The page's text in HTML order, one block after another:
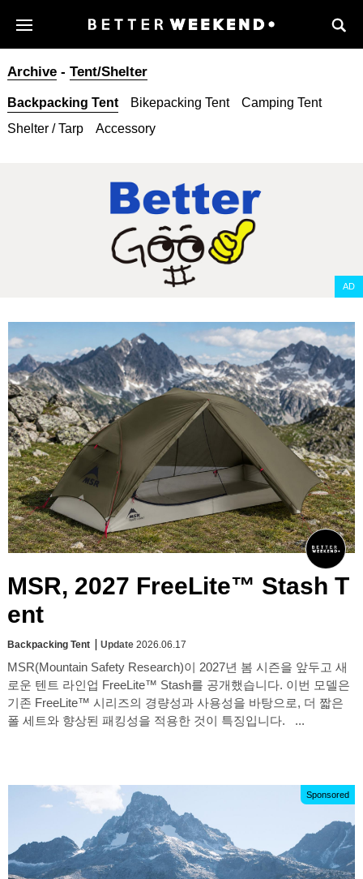
Archive- Tent/Shelter
Backpacking Tent Bikepacking Tent
Camping Tent
Shelter / Tarp
Accessory
AD
MSR, 2027 FreeLite™ Stash T
ent
Backpacking Tent Update 2026.06.17
MSR(Mountain Safety Research)이 2027년 봄 시즌을 앞두고 새
로운 텐트 라인업 FreeLite™ Stash를 공개했습니다. 이번 모델은
기존 FreeLite™ 시리즈의 경량성과 사용성을 바탕으로, 더 짧은
폴 세트와 향상된 패킹성을 적용한 것이 특징입니다. ...
Sponsored